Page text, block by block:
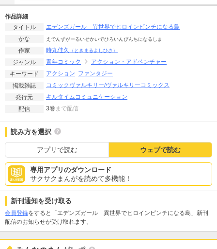
作品詳細
タイトル
エデンズガール 異世界でヒロインピンチになる島
かな
えでんずがーるいせかいでひろいんぴんちになるしま
作家 時丸佳久 （ときまるよしひさ）
ジャンル 青年コミック
アクション・アドベンチャー
キーワード
アクション ファンタジー
掲載雑誌
コミックヴァルキリー/ヴァルキリーコミックス
発行元
キルタイムコミュニケーション
配信
3巻 まで配信
読み方を選択
アプリで読む ウェブで読む
専用アプリのダウンロード
サクサクまんがを読めて多機能！
新刊通知を受け取る
会員登録をすると「エデンズガール 異世界でヒロインピンチになる島」新刊
配信のお知らせが受け取れます。